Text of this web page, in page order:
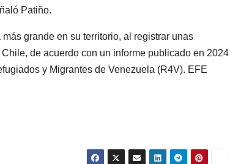
Patiño.
grande en su territorio, al registrar unas
de acuerdo con un informe publicado en 2024
y Migrantes de Venezuela (R4V). EFE